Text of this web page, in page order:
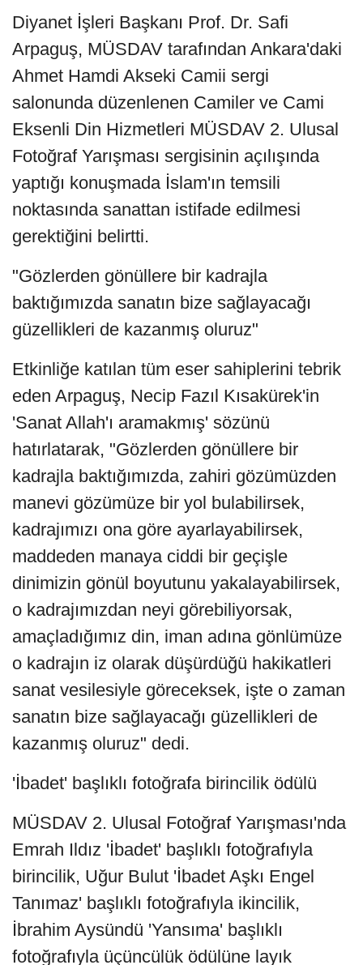
Diyanet İşleri Başkanı Prof. Dr. Safi
Arpaguş, MÜSDAV tarafından Ankara'daki
Ahmet Hamdi Akseki Camii sergi
salonunda düzenlenen Camiler ve Cami
Eksenli Din Hizmetleri MÜSDAV 2. Ulusal
Fotoğraf Yarışması sergisinin açılışında
yaptığı konuşmada İslam'ın temsili
noktasında sanattan istifade edilmesi
gerektiğini belirtti.
"Gözlerden gönüllere bir kadrajla
baktığımızda sanatın bize sağlayacağı
güzellikleri de kazanmış oluruz"
Etkinliğe katılan tüm eser sahiplerini tebrik
eden Arpaguş, Necip Fazıl Kısakürek'in
'Sanat Allah'ı aramakmış' sözünü
hatırlatarak, "Gözlerden gönüllere bir
kadrajla baktığımızda, zahiri gözümüzden
manevi gözümüze bir yol bulabilirsek,
kadrajımızı ona göre ayarlayabilirsek,
maddeden manaya ciddi bir geçişle
dinimizin gönül boyutunu yakalayabilirsek,
o kadrajımızdan neyi görebiliyorsak,
amaçladığımız din, iman adına gönlümüze
o kadrajın iz olarak düşürdüğü hakikatleri
sanat vesilesiyle göreceksek, işte o zaman
sanatın bize sağlayacağı güzellikleri de
kazanmış oluruz" dedi.
'İbadet' başlıklı fotoğrafa birincilik ödülü
MÜSDAV 2. Ulusal Fotoğraf Yarışması'nda
Emrah Ildız 'İbadet' başlıklı fotoğrafıyla
birincilik, Uğur Bulut 'İbadet Aşkı Engel
Tanımaz' başlıklı fotoğrafıyla ikincilik,
İbrahim Aysündü 'Yansıma' başlıklı
fotoğrafıyla üçüncülük ödülüne layık